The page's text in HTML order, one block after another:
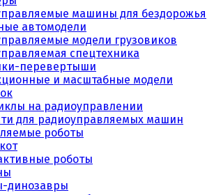
машины для бездорожья
автомодели
модели грузовиков
спецтехника
перевертыши
и масштабные модели
на радиоуправлении
для радиоуправляемых машин
роботы
роботы
динозавры